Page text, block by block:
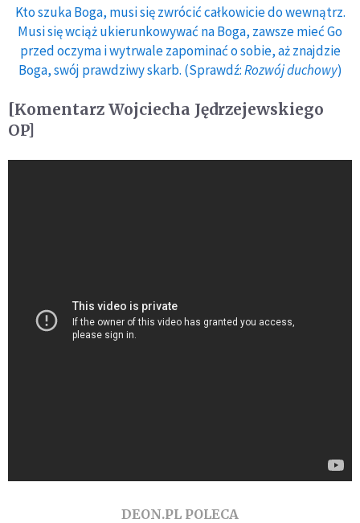
Kto szuka Boga, musi się zwrócić całkowicie do wewnątrz.
Musi się wciąż ukierunkowywać na Boga, zawsze mieć Go
przed oczyma i wytrwale zapominać o sobie, aż znajdzie
Boga, swój prawdziwy skarb. (Sprawdź:Rozwój duchowy)
[Komentarz Wojciecha Jędrzejewskiego
OP]
DEON.PL POLECA